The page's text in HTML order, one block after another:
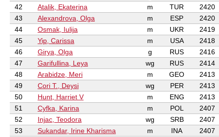
42
Atalik, Ekaterina m TUR
2420
43
Alexandrova, Olga m ESP
2420
44
Osmak, Iulija m UKR
2419
45
Yip, Carissa m USA
2418
46
Girya, Olga g RUS
2416
47
Garifullina, Leya wg RUS
2414
48
Arabidze, Meri m GEO
2413
49
Cori T., Deysi wg PER
2413
50
Hunt, Harriet V m ENG
2413
51
Cyfka, Karina m POL
2407
52
Injac, Teodora wg SRB
2407
53
Sukandar, Irine Kharisma m INA
2407